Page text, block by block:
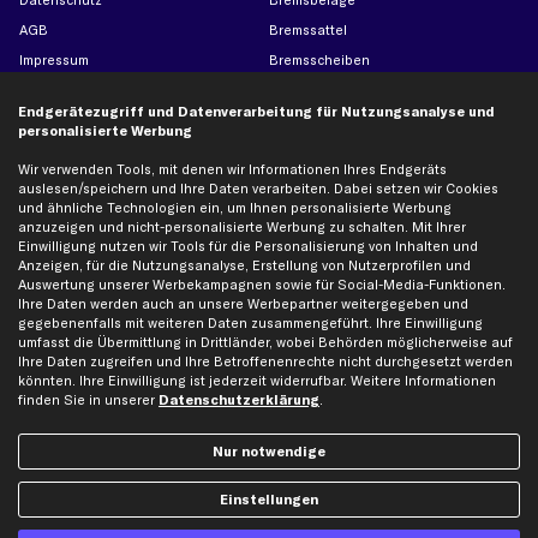
AGB
Impressum
Dateneinstellungen
Bremssattel
Bremsscheiben
Luftfilter
Querlenker
Stoßdämpfer
Scheibenwischer
Top Automarken
Audi Ersatzteile
BMW Ersatzteile
Ford Ersatzteile
Mercedes-Benz Ersatzteile
Opel Ersatzteile
Renault Ersatzteile
Endgerätezugriff und Datenverarbeitung für Nutzungsanalyse und
personalisierte Werbung
Wir verwenden Tools, mit denen wir Informationen Ihres Endgeräts
auslesen/speichern und Ihre Daten verarbeiten. Dabei setzen wir Cookies
und ähnliche Technologien ein, um Ihnen personalisierte Werbung
anzuzeigen und nicht-personalisierte Werbung zu schalten. Mit Ihrer
Einwilligung nutzen wir Tools für die Personalisierung von Inhalten und
Anzeigen, für die Nutzungsanalyse, Erstellung von Nutzerprofilen und
Auswertung unserer Werbekampagnen sowie für Social-Media-Funktionen.
Ihre Daten werden auch an unsere Werbepartner weitergegeben und
gegebenenfalls mit weiteren Daten zusammengeführt. Ihre Einwilligung
umfasst die Übermittlung in Drittländer, wobei Behörden möglicherweise auf
Ihre Daten zugreifen und Ihre Betroffenenrechte nicht durchgesetzt werden
könnten. Ihre Einwilligung ist jederzeit widerrufbar. Weitere Informationen
finden Sie in unserer Datenschutzerklärung.
Nur notwendige
Einstellungen